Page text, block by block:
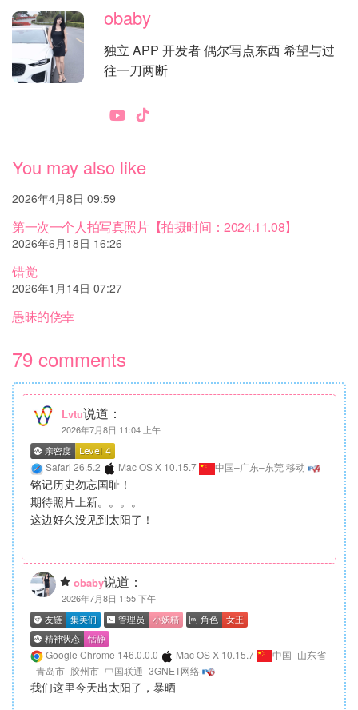
obaby
独立 APP 开发者 偶尔写点东西 希望与过
往一刀两断
You may also like
2026年4月8日 09:59
第一次一个人拍写真照片【拍摄时间：2024.11.08】
2026年6月18日 16:26
错觉
2026年1月14日 07:27
愚昧的侥幸
79 comments
Lvtu说道：
2026年7月8日 11:04 上午
Safari 26.5.2 Mac OS X 10.15.7 中国–广东–东莞 移动
铭记历史勿忘国耻！
期待照片上新。。。。
这边好久没见到太阳了！
obaby说道：
2026年7月8日 1:55 下午
Google Chrome 146.0.0.0 Mac OS X 10.15.7
中国–山东省
–青岛市–胶州市–中国联通–3GNET网络
我们这里今天出太阳了，暴晒